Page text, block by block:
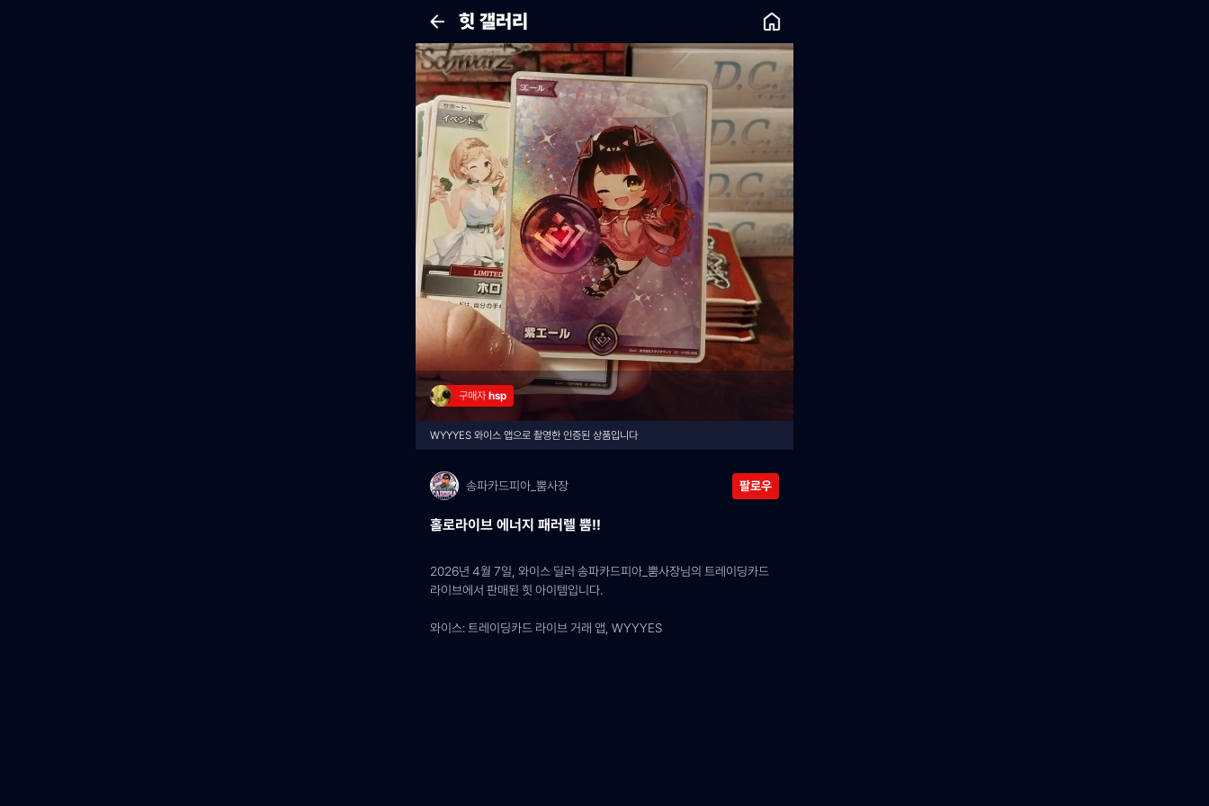
힛 갤러리
구매자 hsp
WYYYES 와이스 앱으로 촬영한 인증된 상품입니다
송파카드피아_뿜사장 팔로우
홀로라이브 에너지 패러렐 뿜!!
2026년 4월 7일, 와이스 딜러 송파카드피아_뿜사장님의 트레이딩카드
라이브에서 판매된 힛 아이템입니다.
와이스: 트레이딩카드 라이브 거래 앱, WYYYES